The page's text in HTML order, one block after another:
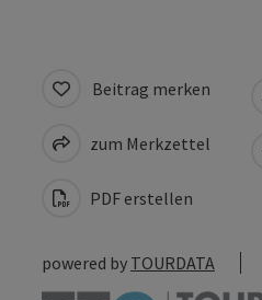
Beitrag merken
zum Merkzettel
PDF erstellen
powered by TOURDATA